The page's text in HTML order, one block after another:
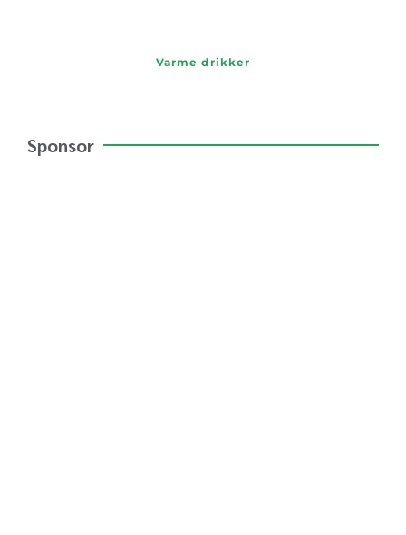
Varme drikker
Sponsor